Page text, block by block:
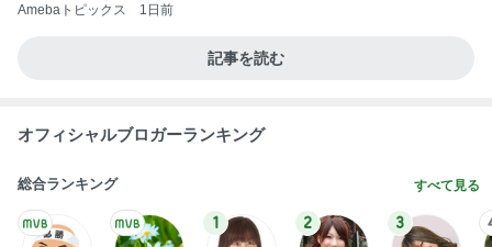
Amebaトピックス 1日前
記事を読む
オフィシャルブロガーランキング
総合ランキング すべて見る
1 2 3